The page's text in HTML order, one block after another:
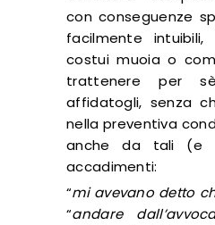
con conseguenze
facilmente
costui muoia o
trattenere per
affidatogli, senza
nella preventiva
anche da tali (e
accadimenti:
“mi avevano detto
“andare